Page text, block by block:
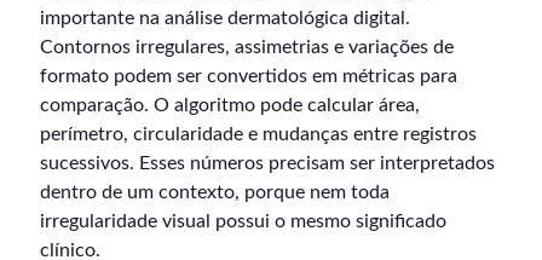
importante na análise dermatológica digital.
Contornos irregulares, assimetrias e variações de
formato podem ser convertidos em métricas para
comparação. O algoritmo pode calcular área,
perímetro, circularidade e mudanças entre registros
sucessivos. Esses números precisam ser interpretados
dentro de um contexto, porque nem toda
irregularidade visual possui o mesmo significado
clínico.